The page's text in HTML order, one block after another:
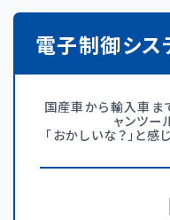
電子制御シ
国産車から輸入車ま
ャンツー
「おかしいな？」と感